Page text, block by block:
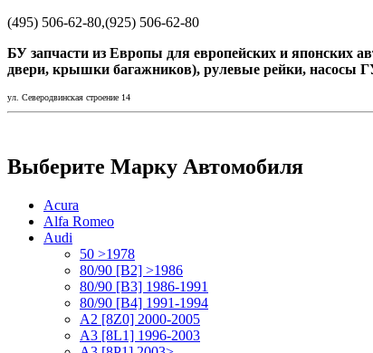
(495) 506-62-80,(925) 506-62-80
БУ запчасти из Европы для европейских и японских
двери, крышки багажников), рулевые рейки, насосы
ул. Северодвинская строение 14
Выберите Марку Автомобиля
Acura
Alfa Romeo
Audi
50 >1978
80/90 [B2] >1986
80/90 [B3] 1986-1991
80/90 [B4] 1991-1994
A2 [8Z0] 2000-2005
A3 [8L1] 1996-2003